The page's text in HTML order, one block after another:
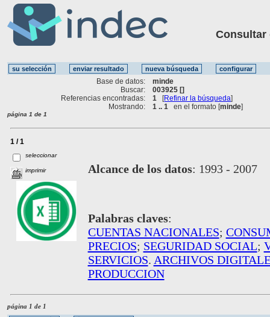
Consultar
Base de datos:
minde
Buscar:
003925 []
Referencias encontradas:
1 [Refinar la búsqueda]
Mostrando:
1 .. 1 en el formato [minde]
página 1 de 1
1 / 1
seleccionar
imprimir Alcance de los datos: 1993 - 2007
Palabras claves:
CUENTAS NACIONALES;
PRECIOS; SEGURIDAD SOCIAL;
SERVICIOS. ARCHIVOS
PRODUCCION
página 1 de 1